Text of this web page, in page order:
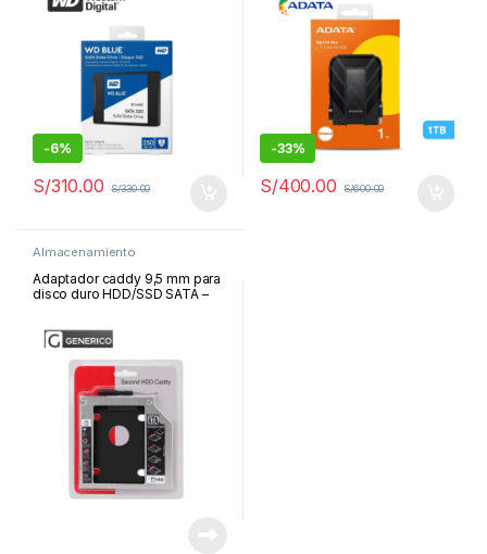
-6%
S/310.00 S/330.00
-33%
S/400.00 S/600.00
Almacenamiento
Adaptador caddy 9,5 mm para
disco duro HDD/SSD SATA –